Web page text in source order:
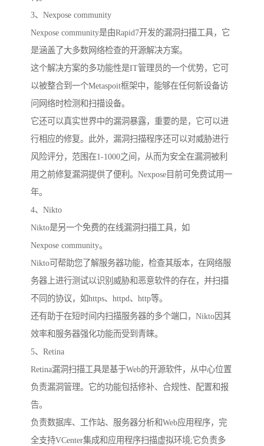
3、Nexpose community
Nexpose community是由Rapid7开发的漏洞扫描工具，它
是涵盖了大多数网络检查的开源解决方案。
这个解决方案的多功能性是IT管理员的一个优势，它可
以被整合到一个Metaspoit框架中，能够在任何新设备访
问网络时检测和扫描设备。
它还可以真实世界中的漏洞暴露，重要的是，它可以进
行相应的修复。此外，漏洞扫描程序还可以对威胁进行
风险评分，范围在1-1000之间，从而为安全在漏洞被利
用之前修复漏洞提供了便利。Nexpose目前可免费试用一
年。
4、Nikto
Nikto是另一个免费的在线漏洞扫描工具，如
Nexpose community。
Nikto可帮助您了解服务器功能，检查其版本，在网络服
务器上进行测试以识别威胁和恶意软件的存在，并扫描
不同的协议，如https、httpd、http等。
还有助于在短时间内扫描服务器的多个端口，Nikto因其
效率和服务器强化功能而受到青睐。
5、Retina
Retina漏洞扫描工具是基于Web的开源软件，从中心位置
负责漏洞管理。它的功能包括修补、合规性、配置和报
告。
负责数据库、工作站、服务器分析和Web应用程序，完
全支持VCenter集成和应用程序扫描虚拟环境;它负责多